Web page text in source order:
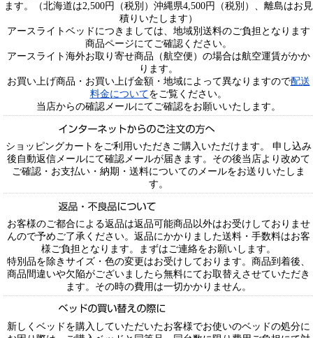
ます。（北海道は2,500円（税別）沖縄県4,500円（税別）、離島はお見
積りいたします）
アースライトベッドにつきましては、地域別送料のご負担となります
商品ページにてご確認ください。
アースライト海外お取り寄せ商品（航空便）の場合は航空運賃がかか
ります。
お買い上げ商品・お買い上げ金額・地域によって異なりますので配送
料金についてをご覧ください。
当店からの確認メールにてご確認をお願いいたします。
ショッピングカートをご利用いただきご購入いただけます。 申し込み
後自動返信メールにて確認メールが届きます。その後当店より改めて
ご確認・お支払い・納期・送料についてのメールをお送りいたしま
す。
お客様のご都合による返品は返品可能商品以外はお受けしておりませ
んので予めご了承ください。返品にかかりました送料・手数料はお客
様ご負担となります。まずはご連絡をお願いします。
特別品を除きサイズ・色の変更はお受けしております。商品到着後、
商品間違いや欠陥がございましたら無料にてお取替えさせていただき
ます。その時の費用は一切かかりません。
新しくベッドを購入していただいたお客様でお使いのベッドの処分に